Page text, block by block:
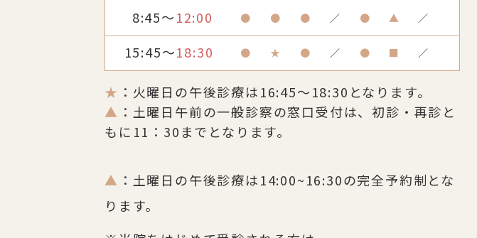
8:45～12:00 ● ● ● ／ ● ▲ ／
15:45～18:30 ● ★ ● ／ ● ■ ／
★ ：火曜日の午後診療は16:45～18:30となります。
▲ ：土曜日午前の一般診察の窓口受付は、初診・再診と
もに11：30までとなります。
▲ ：土曜日の午後診療は14:00~16:30の完全予約制とな
ります。